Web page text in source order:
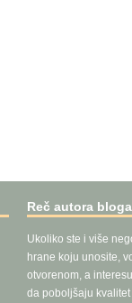
Reč autora
Ukoliko ste i više
hrane koju unosite,
otvorenom, a
da poboljšaju